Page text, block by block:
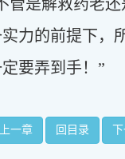
管是解救药老
实力的前提下
要弄到手！”
上一章 回目录